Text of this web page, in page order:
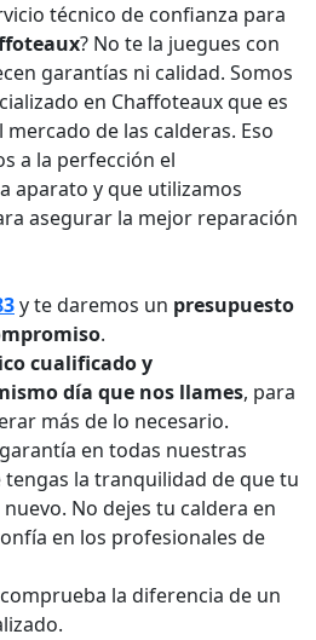
técnico de confianza para
? No te la juegues con
garantías ni calidad. Somos
en Chaffoteaux que es
de las calderas. Eso
a la perfección el
aparato y que utilizamos
asegurar la mejor reparación
y te daremos un presupuesto
.
cualificado y
día que nos llames, para
más de lo necesario.
en todas nuestras
la tranquilidad de que tu
No dejes tu caldera en
en los profesionales de
la diferencia de un